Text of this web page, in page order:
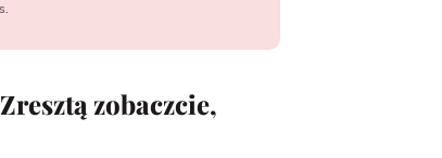
zobaczcie,